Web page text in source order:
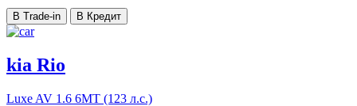
В Trade-in В Кредит
kia Rio
Luxe AV 1.6 6МТ (123 л.с.)